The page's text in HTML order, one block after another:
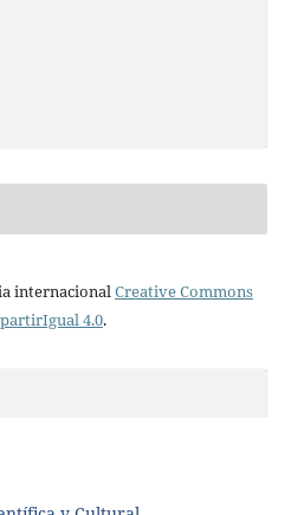
internacionalCreative Commons
4.0.